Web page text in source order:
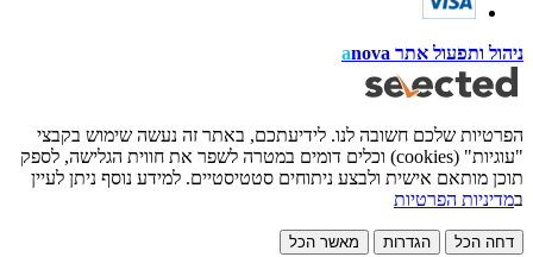
ניהול ותפעול אתר anova
הפרטיות שלכם חשובה לנו. לידיעתכם, באתר זה נעשה שימוש בקבצי
"עוגיות" (cookies) וכלים דומים במטרה לשפר את חווית הגלישה, לספק
תוכן מותאם אישית ולבצע ניתוחים סטטיסטיים. למידע נוסף ניתן לעיין
במדיניות הפרטיות
דחה הכל הגדרות מאשר הכל